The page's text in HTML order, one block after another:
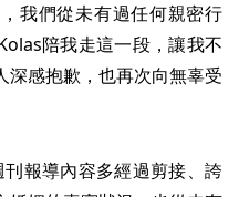
我們從未有過任何親密行
陪我走這一段，讓我不
深感抱歉，也再次向無辜受
報導內容多經過剪接、誇